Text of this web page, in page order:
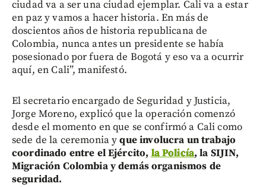
ciudad va a ser una ciudad ejemplar. Cali va a estar
en paz y vamos a hacer historia. En más de
doscientos años de historia republicana de
Colombia, nunca antes un presidente se había
posesionado por fuera de Bogotá y eso va a ocurrir
aquí, en Cali”, manifestó.
El secretario encargado de Seguridad y Justicia,
Jorge Moreno, explicó que la operación comenzó
desde el momento en que se confirmó a Cali como
sede de la ceremonia yque involucra un trabajo
coordinado entre el Ejército,la Policía, la SIJIN,
Migración Colombia y demás organismos de
seguridad.